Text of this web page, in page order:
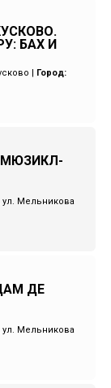
БАХ И
Город:
ул. Мельникова
ДЕ
ул. Мельникова